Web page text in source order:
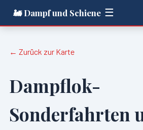
🚂 Dampf und Schiene ☰
← Zurück zur Karte
Dampflok-
Sonderfahrten